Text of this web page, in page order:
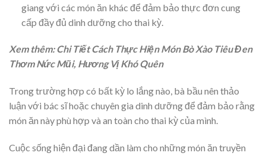
giang với các món ăn khác để đảm bảo thực đơn cung
cấp đầy đủ dinh dưỡng cho thai kỳ.
Xem thêm: Chi Tiết Cách Thực Hiện Món Bò Xào Tiêu Đen
Thơm Nức Mũi, Hương Vị Khó Quên
Trong trường hợp có bất kỳ lo lắng nào, bà bầu nên thảo
luận với bác sĩ hoặc chuyên gia dinh dưỡng để đảm bảo rằng
món ăn này phù hợp và an toàn cho thai kỳ của mình.
Cuộc sống hiện đại đang dần làm cho những món ăn truyền